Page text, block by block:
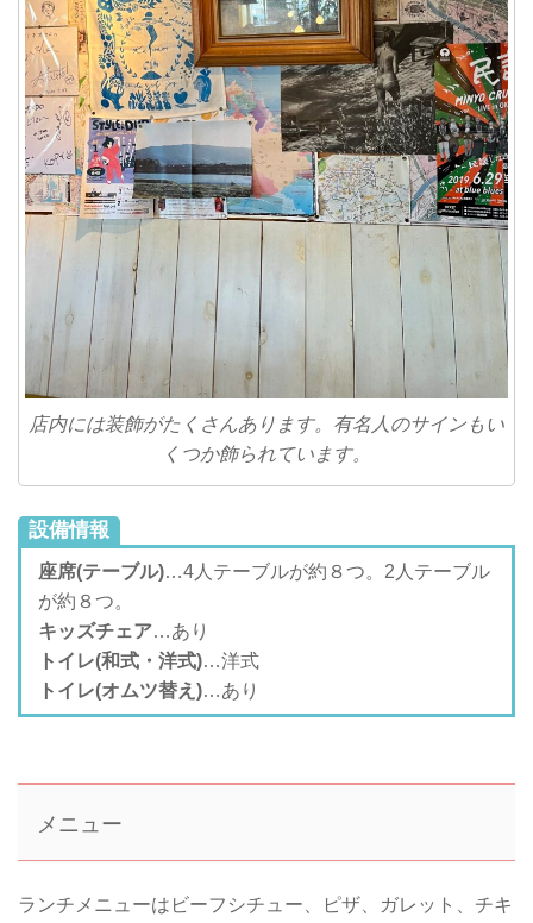
店内には装飾がたくさんあります。有名人のサインもい
くつか飾られています。
設備情報
座席(テーブル)…4人テーブルが約８つ。2人テーブル
が約８つ。
キッズチェア…あり
トイレ(和式・洋式)…洋式
トイレ(オムツ替え)…あり
メニュー
ランチメニューはビーフシチュー、ピザ、ガレット、チキ